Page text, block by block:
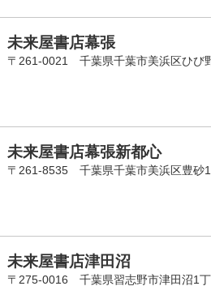
未来屋書店幕張
〒261-0021 千葉県千葉市美浜区ひび
未来屋書店幕張新都心
〒261-8535 千葉県千葉市美浜区豊
未来屋書店津田沼
〒275-0016 千葉県習志野市津田沼1丁